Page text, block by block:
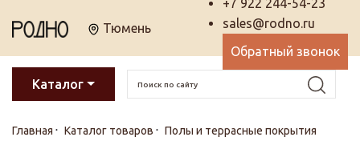
Тюмень
+7 922 244-54-23
sales@rodno.ru
Обратный звонок
Каталог
Главная Каталог товаров
Полы и террасные покрытия